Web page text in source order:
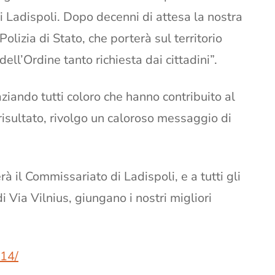
Dopo decenni di attesa la nostra
di Stato, che porterà sul territorio
tanto richiesta dai cittadini”.
tutti coloro che hanno contribuito al
rivolgo un caloroso messaggio di
il Commissariato di Ladispoli, e a tutti gli
Via Vilnius, giungano i nostri migliori